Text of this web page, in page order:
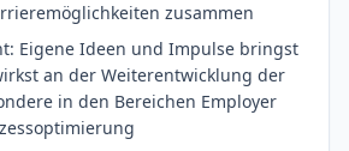
zusammen
Eigene Ideen und Impulse bringst
an der Weiterentwicklung der
in den Bereichen Employer